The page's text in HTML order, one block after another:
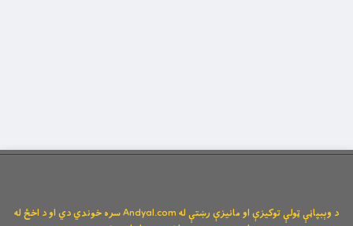
د وېبپاڼې ټولې توکیزې او مانیزې رښتې له Andyal.com سره خوندي دي او د اخځ له